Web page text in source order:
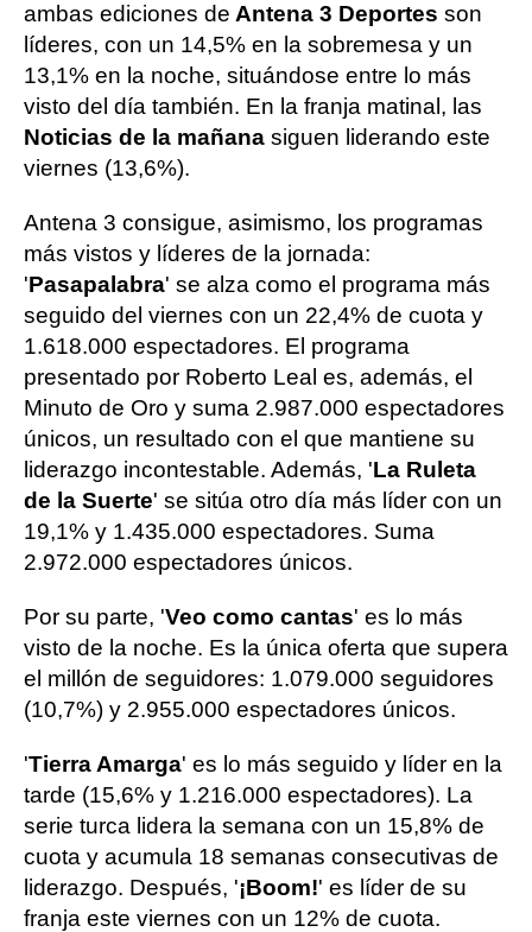
ambas ediciones de Antena 3 Deportes son
líderes, con un 14,5% en la sobremesa y un
13,1% en la noche, situándose entre lo más
visto del día también. En la franja matinal, las
Noticias de la mañana siguen liderando este
viernes (13,6%).
Antena 3 consigue, asimismo, los programas
más vistos y líderes de la jornada:
'Pasapalabra' se alza como el programa más
seguido del viernes con un 22,4% de cuota y
1.618.000 espectadores. El programa
presentado por Roberto Leal es, además, el
Minuto de Oro y suma 2.987.000 espectadores
únicos, un resultado con el que mantiene su
liderazgo incontestable. Además, 'La Ruleta
de la Suerte' se sitúa otro día más líder con un
19,1% y 1.435.000 espectadores. Suma
2.972.000 espectadores únicos.
Por su parte, 'Veo como cantas' es lo más
visto de la noche. Es la única oferta que supera
el millón de seguidores: 1.079.000 seguidores
(10,7%) y 2.955.000 espectadores únicos.
'Tierra Amarga' es lo más seguido y líder en la
tarde (15,6% y 1.216.000 espectadores). La
serie turca lidera la semana con un 15,8% de
cuota y acumula 18 semanas consecutivas de
liderazgo. Después, '¡Boom!' es líder de su
franja este viernes con un 12% de cuota.